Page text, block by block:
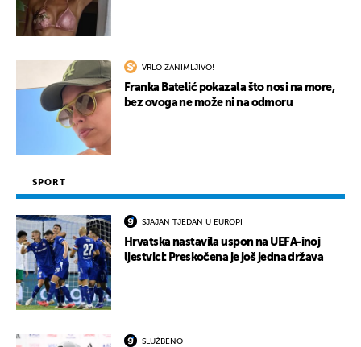
VRLO ZANIMLJIVO!
Franka Batelić pokazala što nosi na more,
bez ovoga ne može ni na odmoru
SPORT
SJAJAN TJEDAN U EUROPI
Hrvatska nastavila uspon na UEFA-inoj
ljestvici: Preskočena je još jedna država
SLUŽBENO